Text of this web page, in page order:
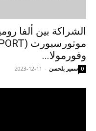
وفورمولا...
سمير بلحسن -
2023-12-11 0